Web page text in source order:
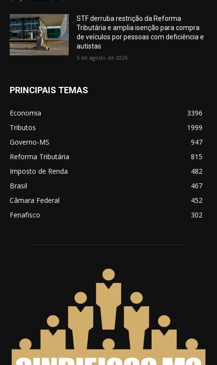
STF derruba restrição da Reforma
Tributária e amplia isenção para compra
de veículos por pessoas com deficiência e
autistas
5 de agosto de 2026
PRINCIPAIS TEMAS
Economia
3396
Tributos
1999
Governo-MS
947
Reforma Tributária
815
Imposto de Renda
482
Brasil
467
Câmara Federal
452
Fenafisco
302